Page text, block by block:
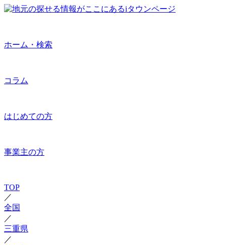
ホーム・検索
コラム
はじめての方
事業主の方
TOP
／
全国
／
三重県
／